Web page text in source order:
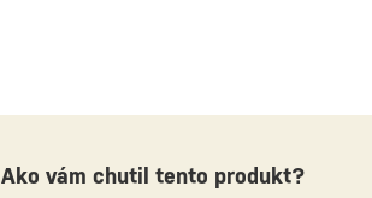
Ako vám chutil tento produkt?